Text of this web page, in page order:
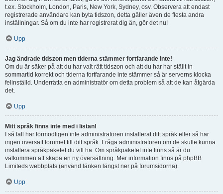
t.ex. Stockholm, London, Paris, New York, Sydney, osv. Observera att endast
registrerade användare kan byta tidszon, detta gäller även de flesta andra
inställningar. Så om du inte har registrerat dig än, gör det nu!
Upp
Jag ändrade tidszon men tiderna stämmer fortfarande inte!
Om du är säker på att du har valt rätt tidszon och att du har har ställt in
sommartid korrekt och tiderna fortfarande inte stämmer så är serverns klocka
felinställd. Underrätta en administratör om detta problem så att de kan åtgärda
det.
Upp
Mitt språk finns inte med i listan!
I så fall har förmodligen inte administratören installerat ditt språk eller så har
ingen översatt forumet till ditt språk. Fråga administratören om de skulle kunna
installera språkpaketet du vill ha. Om språkpaketet inte finns så är du
välkommen att skapa en ny översättning. Mer information finns på phpBB
Limiteds webbplats (använd länken längst ner på forumsidorna).
Upp